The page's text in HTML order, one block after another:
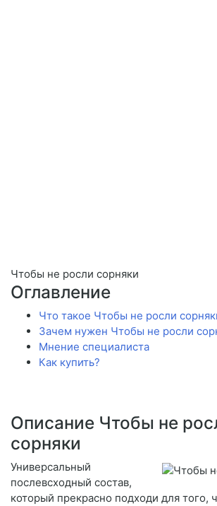
Чтобы не росли сорняки
Оглавление
Что такое Чтобы не росли
Зачем нужен Чтобы не росли
Мнение специалиста
Как купить?
Описание Чтобы не
сорняки
Универсальный
послевсходный состав,
который прекрасно подходи для того,